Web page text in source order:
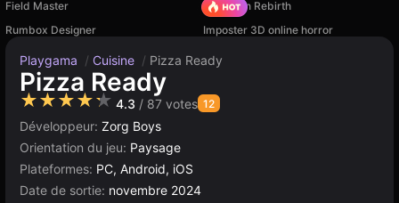
Field Master
Stickman Rebirth
Rumbox Designer
Imposter 3D online horror
Playgama / Cuisine / Pizza Ready
Pizza Ready
★★★★★ 4.3 / 87 votes 12
Développeur: Zorg Boys
Orientation du jeu: Paysage
Plateformes: PC, Android, iOS
Date de sortie: novembre 2024